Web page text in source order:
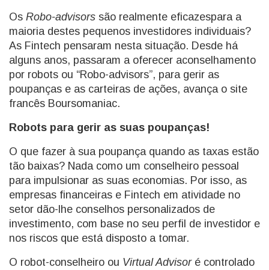
Os Robo-advisors são realmente eficazespara a
maioria destes pequenos investidores individuais?
As Fintech pensaram nesta situação. Desde há
alguns anos, passaram a oferecer aconselhamento
por robots ou “Robo-advisors”, para gerir as
poupanças e as carteiras de ações, avança o site
francês Boursomaniac.
Robots para gerir as suas poupanças!
O que fazer à sua poupança quando as taxas estão
tão baixas? Nada como um conselheiro pessoal
para impulsionar as suas economias. Por isso, as
empresas financeiras e Fintech em atividade no
setor dão-lhe conselhos personalizados de
investimento, com base no seu perfil de investidor e
nos riscos que está disposto a tomar.
O robot-conselheiro ou Virtual Advisoré controlado